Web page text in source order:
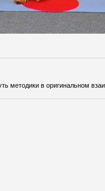
методики в оригинальном